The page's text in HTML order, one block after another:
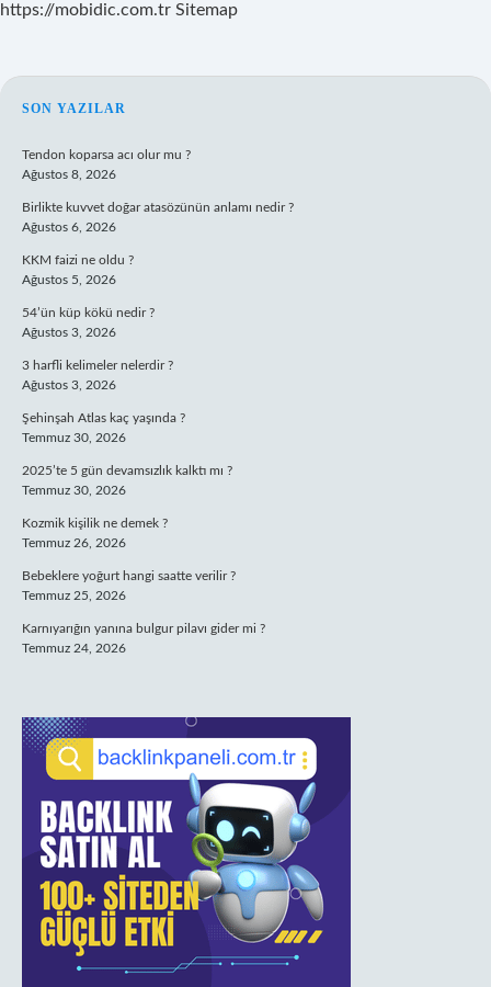
https://mobidic.com.tr Sitemap
SIDEBAR
SON YAZILAR
Tendon koparsa acı olur mu ?
Ağustos 8, 2026
Birlikte kuvvet doğar atasözünün anlamı nedir ?
Ağustos 6, 2026
KKM faizi ne oldu ?
Ağustos 5, 2026
54’ün küp kökü nedir ?
Ağustos 3, 2026
3 harfli kelimeler nelerdir ?
Ağustos 3, 2026
Şehinşah Atlas kaç yaşında ?
Temmuz 30, 2026
2025’te 5 gün devamsızlık kalktı mı ?
Temmuz 30, 2026
Kozmik kişilik ne demek ?
Temmuz 26, 2026
Bebeklere yoğurt hangi saatte verilir ?
Temmuz 25, 2026
Karnıyarığın yanına bulgur pilavı gider mi ?
Temmuz 24, 2026